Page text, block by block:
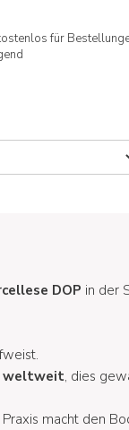
für
DOP in der
weltweit, dies
macht den